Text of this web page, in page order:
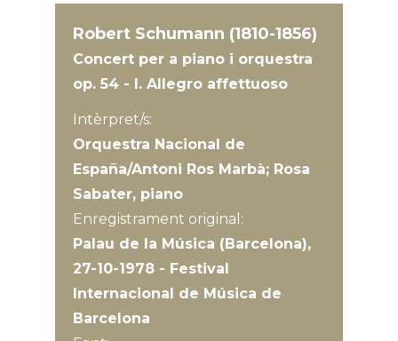
Robert Schumann (1810-1856)
Concert per a piano i orquestra
op. 54 - I. Allegro affettuoso
Intèrpret/s:
Orquestra Nacional de
España/Antoni Ros Marbà; Rosa
Sabater, piano
Enregistrament original:
Palau de la Música (Barcelona),
27-10-1978 - Festival
Internacional de Música de
Barcelona